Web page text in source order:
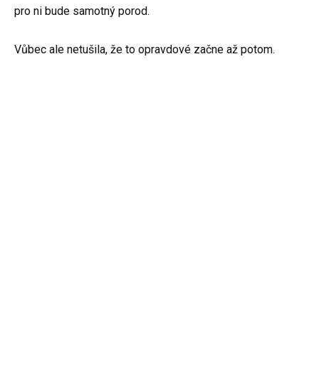
pro ni bude samotný porod.
Vůbec ale netušila, že to opravdové začne až potom.